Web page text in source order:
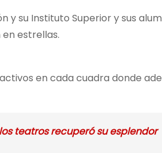
y su Instituto Superior y sus
estrellas.
en cada cuadra donde
teatros recuperó su esplendor